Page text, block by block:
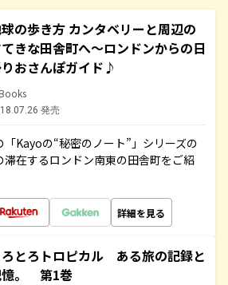
の歩き方 カンタベリーと周辺の
きな田舎町へ～ロンドンからの日
おさんぽガイド♪
発売
Kayoの“秘密のノート”」シリーズの
在するロンドン南東の田舎町をご紹
詳細を見る
ろとろトロピカル ある旅の記録と
。 第1巻